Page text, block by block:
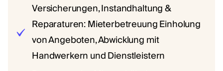
Versicherungen, Instandhaltung &
Reparaturen: Mieterbetreuung Einholung
von Angeboten, Abwicklung mit
Handwerkern und Dienstleistern